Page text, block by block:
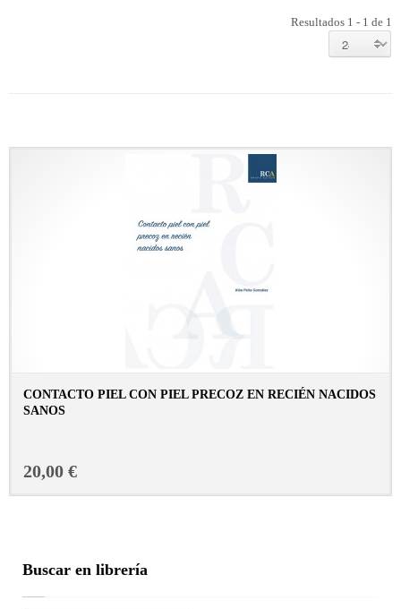
Resultados 1 - 1 de 1
CONTACTO PIEL CON PIEL PRECOZ EN RECIÉN NACIDOS
SANOS
20,00 €
Buscar en librería